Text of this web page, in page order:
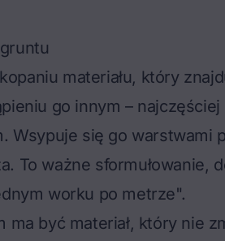
materiału, który
go innym –
Wsypuje się go warstwami
To ważne sformułowanie,
worku po metrze".
być materiał, który nie